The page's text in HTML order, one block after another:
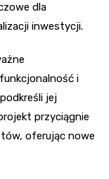
dla
inwestycji.
i
jej
przyciągnie
oferując nowe